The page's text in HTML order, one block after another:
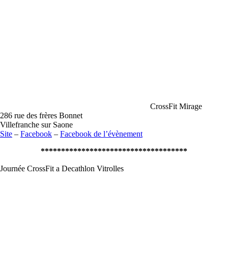
CrossFit Mirage
286 rue des frères Bonnet
Villefranche sur Saone
Site – Facebook – Facebook de l’évènement
************************************
Journée CrossFit a Decathlon Vitrolles